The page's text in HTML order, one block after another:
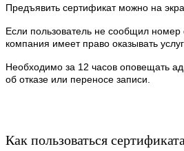
Предъявить сертификат можно на
Если пользователь не сообщил номер
компания имеет право оказывать
Необходимо за 12 часов оповещать
об отказе или переносе записи.
Как пользоваться